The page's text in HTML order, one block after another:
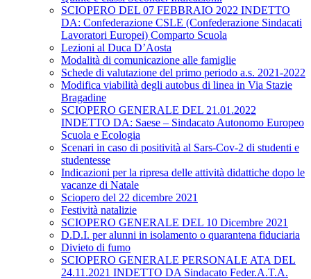
SCIOPERO DEL 07 FEBBRAIO 2022 INDETTO
DA: Confederazione CSLE (Confederazione Sindacati
Lavoratori Europei) Comparto Scuola
Lezioni al Duca D’Aosta
Modalità di comunicazione alle famiglie
Schede di valutazione del primo periodo a.s. 2021-2022
Modifica viabilità degli autobus di linea in Via Stazie
Bragadine
SCIOPERO GENERALE DEL 21.01.2022
INDETTO DA: Saese – Sindacato Autonomo Europeo
Scuola e Ecologia
Scenari in caso di positività al Sars-Cov-2 di studenti e
studentesse
Indicazioni per la ripresa delle attività didattiche dopo le
vacanze di Natale
Sciopero del 22 dicembre 2021
Festività natalizie
SCIOPERO GENERALE DEL 10 Dicembre 2021
D.D.I. per alunni in isolamento o quarantena fiduciaria
Divieto di fumo
SCIOPERO GENERALE PERSONALE ATA DEL
24.11.2021 INDETTO DA Sindacato Feder.A.T.A.